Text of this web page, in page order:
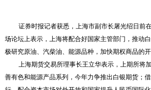
证券时报记者获悉，上海市副市长屠光绍日前
场论坛上表示，上海将配合好国家主管部门，推动
极研究原油、汽柴油、能源品种，加快期权商品的开
上海期货交易所理事长王立华表示，上期所将
善有色和能源产品系列，今年力争推出白银期货；